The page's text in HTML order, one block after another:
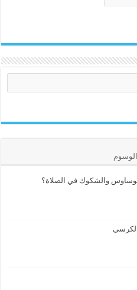
الوسوم
والشكوك في الصلاة؟